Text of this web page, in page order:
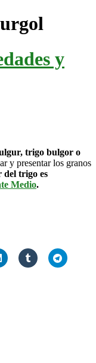
y
trigo bulgor o
y presentar los granos
del trigo es
Medio.